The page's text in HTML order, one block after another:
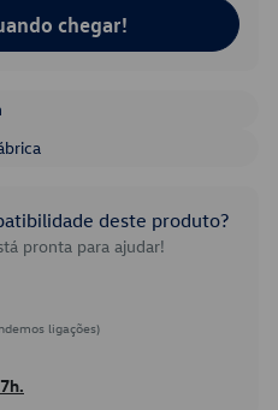
chegar!
deste produto?
pronta para ajudar!
ligações)